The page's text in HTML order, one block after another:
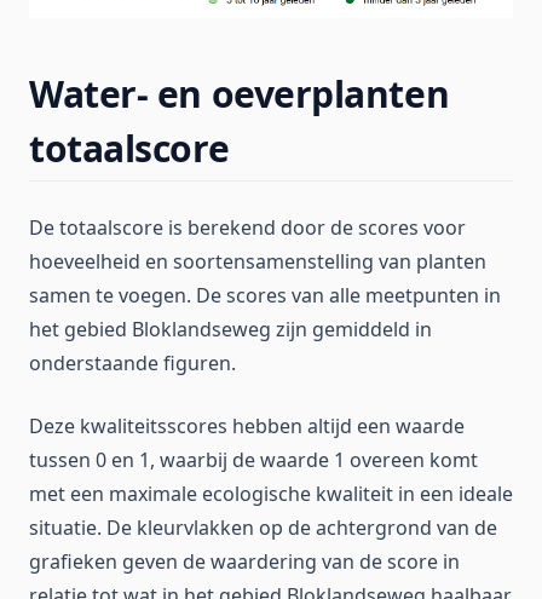
Water- en oeverplanten
totaalscore
De totaalscore is berekend door de scores voor
hoeveelheid en soortensamenstelling van planten
samen te voegen. De scores van alle meetpunten in
het gebied Bloklandseweg zijn gemiddeld in
onderstaande figuren.
Deze kwaliteitsscores hebben altijd een waarde
tussen 0 en 1, waarbij de waarde 1 overeen komt
met een maximale ecologische kwaliteit in een ideale
situatie. De kleurvlakken op de achtergrond van de
grafieken geven de waardering van de score in